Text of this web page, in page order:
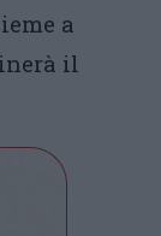
a
il